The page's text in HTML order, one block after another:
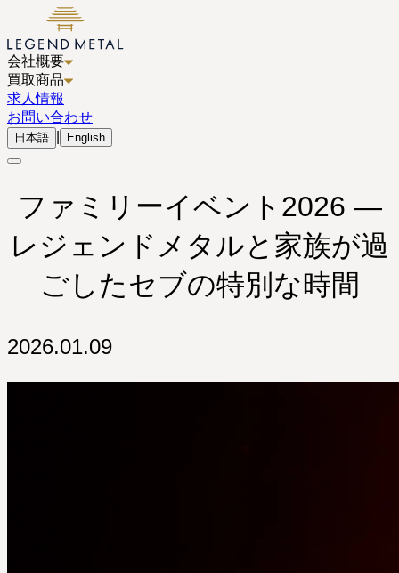
会社概要
買取商品
求人情報
お問い合わせ
日本語 English
ファミリーイベント2026 —
レジェンドメタルと家族が過
ごしたセブの特別な時間
2026.01.09